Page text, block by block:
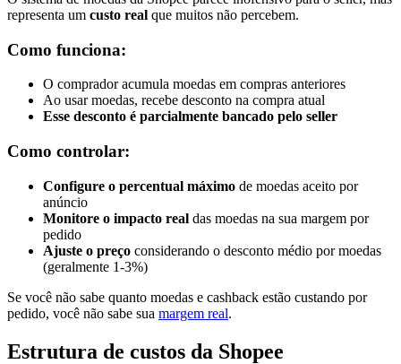
representa um custo real que muitos não percebem.
Como funciona:
O comprador acumula moedas em compras anteriores
Ao usar moedas, recebe desconto na compra atual
Esse desconto é parcialmente bancado pelo seller
Como controlar:
Configure o percentual máximo de moedas aceito por
anúncio
Monitore o impacto real das moedas na sua margem por
pedido
Ajuste o preço considerando o desconto médio por moedas
(geralmente 1-3%)
Se você não sabe quanto moedas e cashback estão custando por
pedido, você não sabe sua margem real.
Estrutura de custos da Shopee